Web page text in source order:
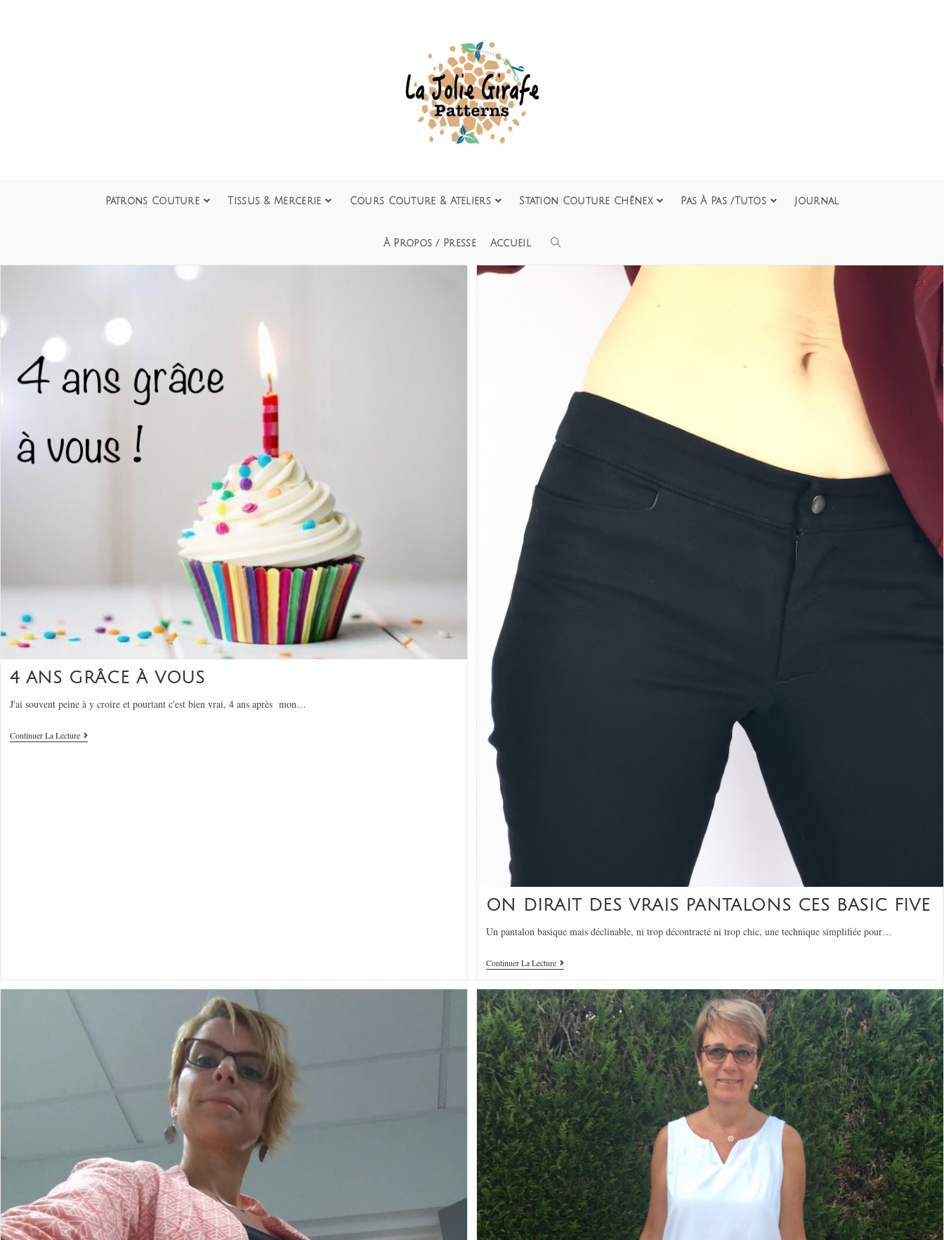
Patrons Couture Tissus & Mercerie Cours Couture & Ateliers Station Couture Chênex Pas À Pas /Tutos Journal
À Propos / Presse Accueil
4 ANS GRÂCE À VOUS
J'ai souvent peine à y croire et pourtant c'est bien vrai, 4 ans après mon…
Continuer La Lecture
ON DIRAIT DES VRAIS PANTALONS CES BASIC FIVE
Un pantalon basique mais déclinable, ni trop décontracté ni trop chic, une technique simplifiée pour…
Continuer La Lecture